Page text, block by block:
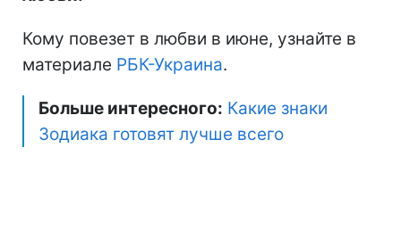
Кому повезет в любви в июне, узнайте в
материале РБК-Украина.
Больше интересного: Какие знаки
Зодиака готовят лучше всего